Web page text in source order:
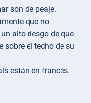
son de peaje.
que no
alto riesgo de que
sobre el techo de su
están en francés.